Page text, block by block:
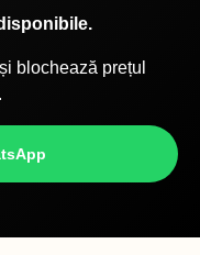
blochează prețul